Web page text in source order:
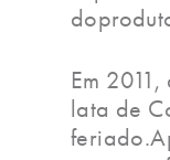
Em
lata de